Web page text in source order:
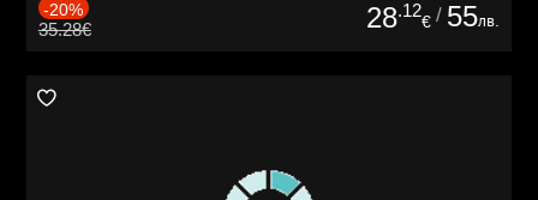
-20%
35.28€ 28.12
€ / 55лв.